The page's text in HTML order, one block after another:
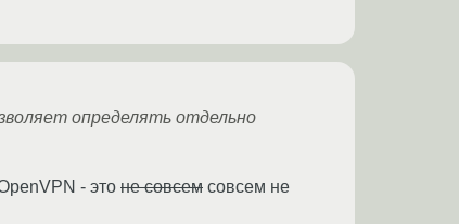
определять отдельно
- это не совсем совсем не